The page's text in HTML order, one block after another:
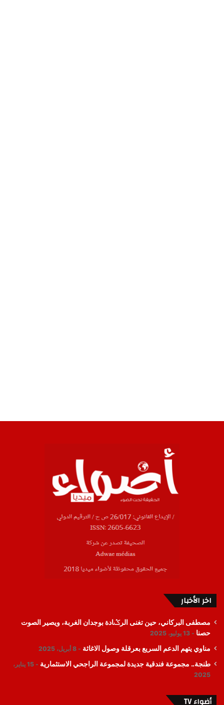
اخر الأخبار
مصطفى البركاني، حين تغنى الرݣادة بوجدان الغربة، ويصير الصوت
حصنا
13 يوليو، 2025
مناوي يتهم الدعم السريع بعرقلة وصول الاغاثة 8 أبريل، 2025
طنجة.. مجموعة فندقية جديدة لمجموعة الراجحي الاستثمارية
15 يناير،
2025
أضواء TV